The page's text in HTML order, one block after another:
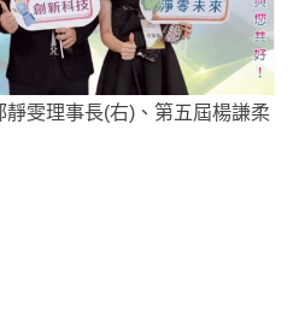
雯理事長(右)、第五屆楊謙柔